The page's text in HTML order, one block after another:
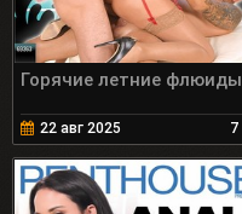
Горячие летние флюиды
22 авг 2025 7